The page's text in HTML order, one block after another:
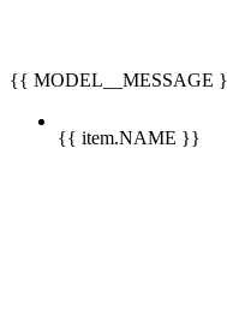
{{ MODEL__MESSAGE
{{ item.NAME }}